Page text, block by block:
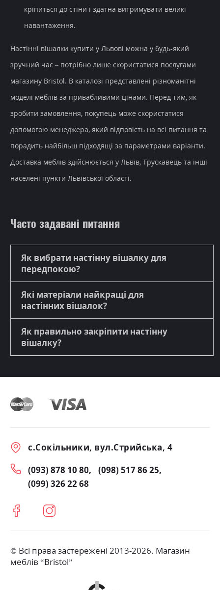
кріпиться до стіни і здатна витримувати великі
навантаження.
Настінні вішалки купити у Львові можна у будь-який
зручний час – потрібно лише скористатися послугами
магазину Bristol. В каталозі представлені різноманітні
моделі меблів за привабливими цінами. Перед тим, як
зробити замовлення, покупець може скористатися
допомогою менеджера, який відповість на всі питання та
порадить найбільш підходящі за параметрами варіанти.
Доставка меблів здійснюється у Львів, Трускавець та інші
населені пункти Львівської області.
Часто задавані питання
Як вибрати настінну вішалку для
передпокою?
Які матеріали найкращі для
настінних вішалок?
Як правильно закріпити настінну
вішалку?
с.Сокільники, вул.Стрийська, 4
(093) 878 10 80
(098) 517 86 25
(099) 326 22 68
© Всі права застережені 2013-2026. Магазин
меблів “Bristol”